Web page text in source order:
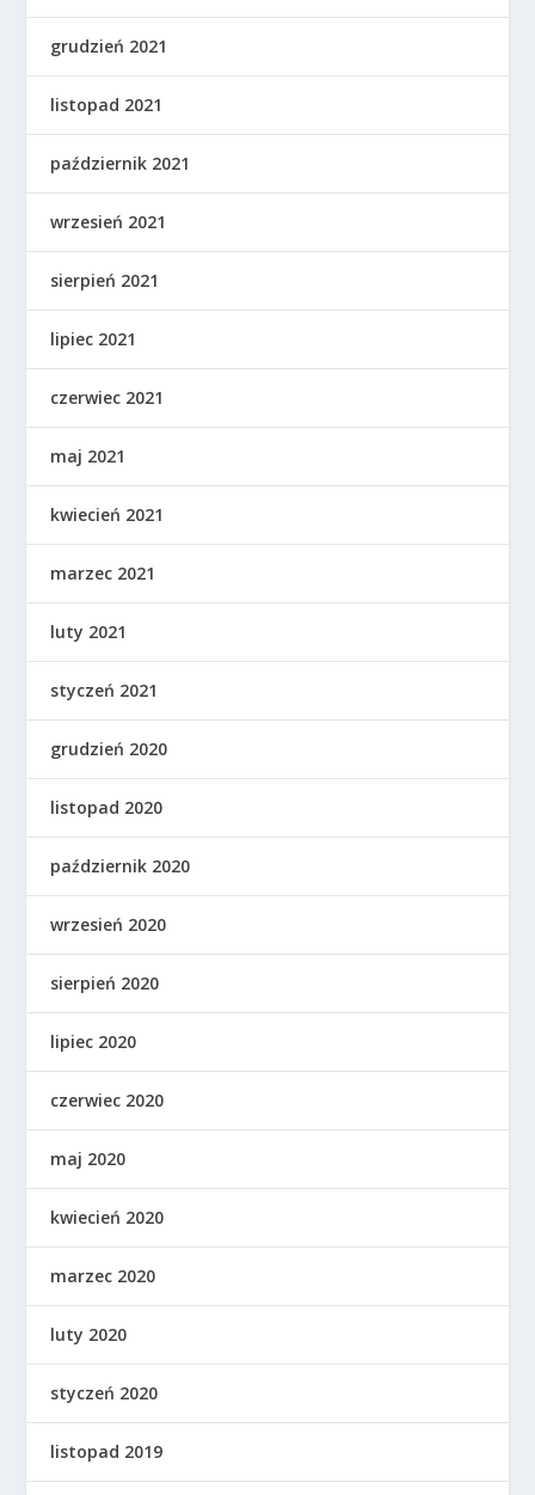
grudzień 2021
listopad 2021
październik 2021
wrzesień 2021
sierpień 2021
lipiec 2021
czerwiec 2021
maj 2021
kwiecień 2021
marzec 2021
luty 2021
styczeń 2021
grudzień 2020
listopad 2020
październik 2020
wrzesień 2020
sierpień 2020
lipiec 2020
czerwiec 2020
maj 2020
kwiecień 2020
marzec 2020
luty 2020
styczeń 2020
listopad 2019